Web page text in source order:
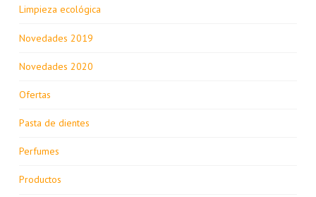
Limpieza ecológica
Novedades 2019
Novedades 2020
Ofertas
Pasta de dientes
Perfumes
Productos